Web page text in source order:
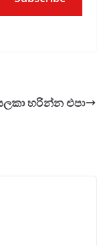
හරින්න එපා